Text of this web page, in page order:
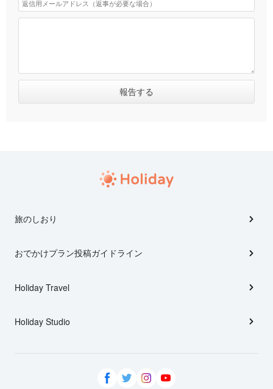
旅のしおり
おでかけプラン投稿ガイドライン
Holiday Travel
Holiday Studio